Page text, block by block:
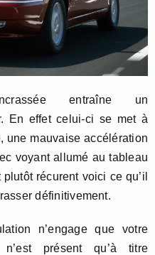
entraîne un
En effet celui-ci se met à
une mauvaise accélération
voyant allumé au tableau
récurent voici ce qu’il
définitivement.
n’engage que votre
présent qu’à titre